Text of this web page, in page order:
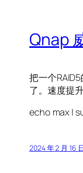
Qnap
把一个
了。速度提
echo max |
2024 年 2 月 16